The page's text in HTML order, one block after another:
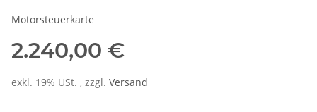
Motorsteuerkarte
2.240,00 €
exkl. 19% USt. , zzgl. Versand